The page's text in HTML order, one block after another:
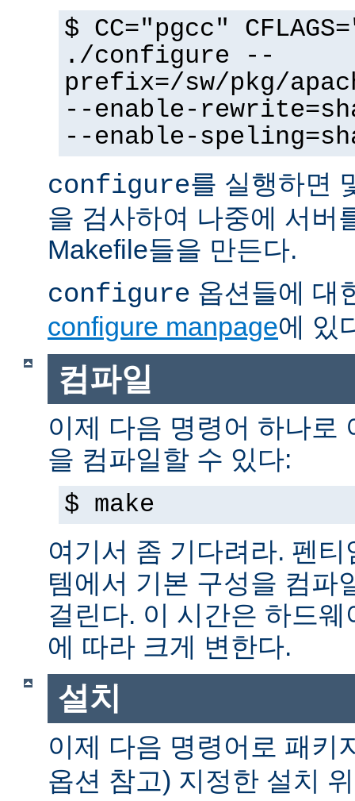
$ CC="pgcc"
./configure --
prefix=/sw/pkg/
--enable-
--enable-
configure를 실행하면
을 검사하여 나중에 서버
Makefile들을 만든다.
configure 옵션들에 대
configure manpage에 있
컴파일
이제 다음 명령어 하나로
을 컴파일할 수 있다:
$ make
여기서 좀 기다려라. 펜
템에서 기본 구성을 컴파
걸린다. 이 시간은 하드
에 따라 크게 변한다.
설치
이제 다음 명령어로 패키
옵션 참고) 지정한 설치